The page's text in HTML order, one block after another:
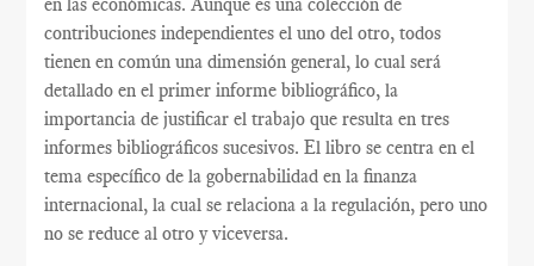
contribuciones independientes el uno del otro, todos
tienen en común una dimensión general, lo cual será
detallado en el primer informe bibliográfico, la
importancia de justificar el trabajo que resulta en tres
informes bibliográficos sucesivos. El libro se centra en el
tema específico de la gobernabilidad en la finanza
internacional, la cual se relaciona a la regulación, pero uno
no se reduce al otro y viceversa.